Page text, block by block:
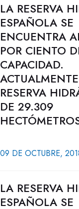
LA RESERVA
ESPAÑOLA SE
ENCUENTRA
POR CIENTO
CAPACIDAD.
RESERVA
DE 29.309
09 DE OCTUBRE,
LA RESERVA
ESPAÑOLA SE